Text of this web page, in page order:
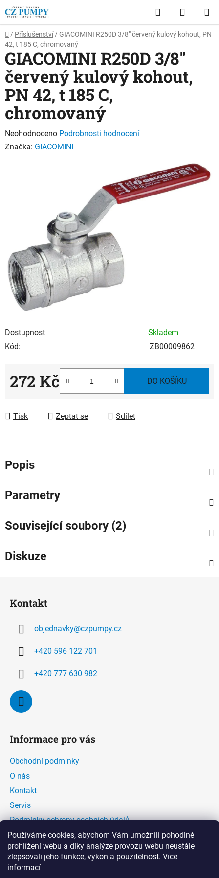
Používáme cookies, abychom Vám umožnili pohodlné
prohlížení webu a díky analýze provozu webu neustále
zlepšovali jeho funkce, výkon a použitelnost. Více
informací
Přejít
na
obsah
Hledat
KOŠÍK
Domů
/ Příslušenství / GIACOMINI R250D 3/8" červený kulový kohout, PN
42, t 185 C, chromovaný
Dostupnost
Skladem
Kód:
ZB00009862
272 Kč DO KOŠÍKU
Tisk Zeptat se Sdílet
GIACOMINI R250D 3/8"
červený kulový kohout,
PN 42, t 185 C,
chromovaný
Průměrné
hodnocení
Neohodnoceno Podrobnosti hodnocení
Značka: GIACOMINI
Popis
Parametry
Související soubory (2)
Diskuze
Kontakt
objednavky@czpumpy.cz
+420 596 122 701
+420 777 630 982
Informace pro vás
Obchodní podmínky
O nás
Kontakt
Servis
Podmínky ochrany osobních údajů
Kontaktní formulář
Facebook